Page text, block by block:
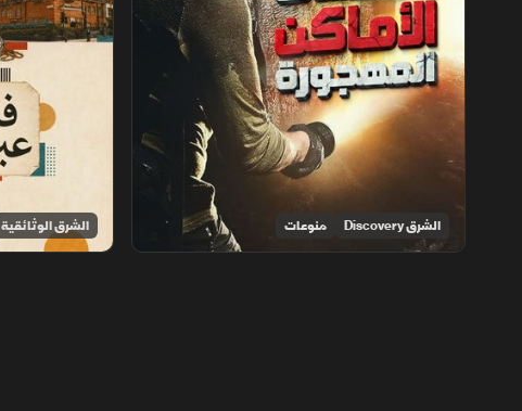
الشرق Discovery منوعات الشرق الوثائقية